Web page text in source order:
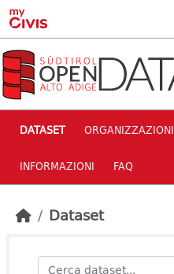
Skip to main content
DATASET ORGANIZZAZIONI
INFORMAZIONI FAQ
Dataset